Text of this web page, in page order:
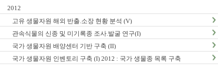
2012
고유 생물자원 해외 반출.소장 현황 분석 (V)
관속식물의 신종 및 미기록종 조사.발굴 연구(I)
국가 생물자원 배양센터 기반 구축 (II)
국가 생물자원 인벤토리 구축 (I) 2012 : 국가 생물종 목록 구축